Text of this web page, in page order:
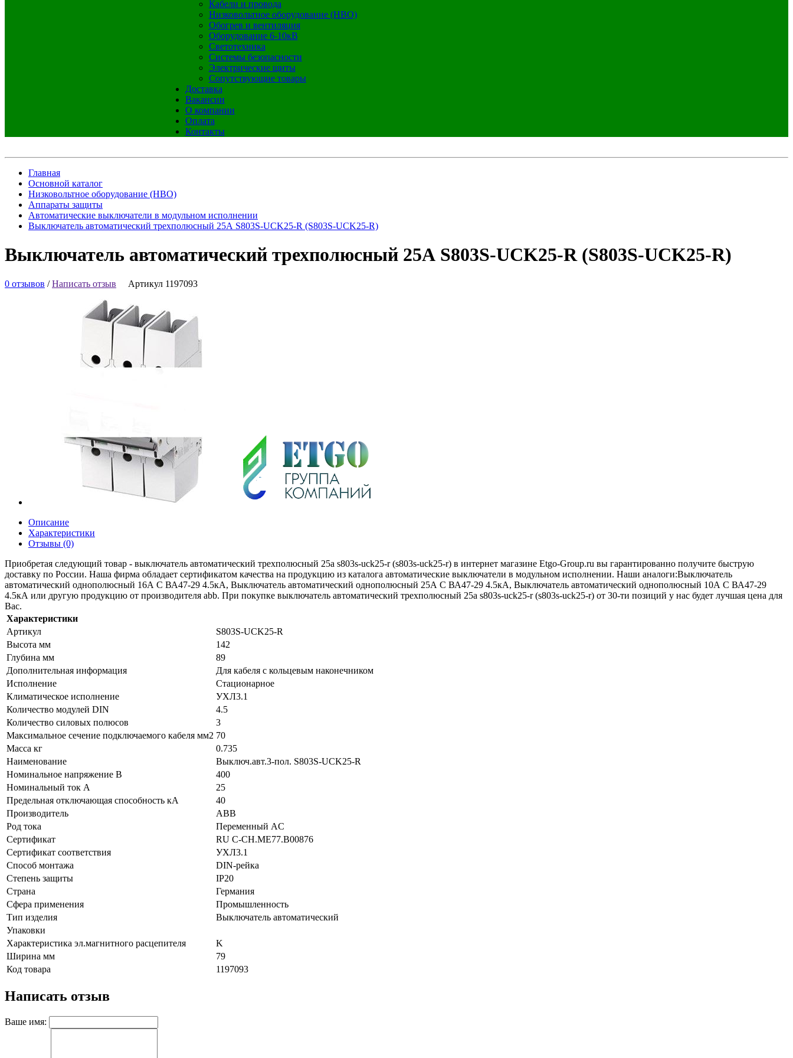
Кабели и провода
Низковольтное оборудование (НВО)
Обогрев и вентиляция
Оборудование 6-10кВ
Светотехника
Системы безопасности
Электрические щиты
Сопутствующие товары
Доставка
Вакансии
О компании
Оплата
Контакты
Главная
Основной каталог
Низковольтное оборудование (НВО)
Аппараты защиты
Автоматические выключатели в модульном исполнении
Выключатель автоматический трехполюсный 25А S803S-UCK25-R (S803S-UCK25-R)
Выключатель автоматический трехполюсный 25А S803S-UCK25-R (S803S-UCK25-R)
0 отзывов /Написать отзыв Артикул 1197093
Описание
Характеристики
Отзывы (0)
Приобретая следующий товар - выключатель автоматический трехполюсный 25а s803s-uck25-r (s803s-uck25-r) в интернет магазине Etgo-Group.ru вы гарантированно получите быструю
доставку по России. Наша фирма обладает сертификатом качества на продукцию из каталога автоматические выключатели в модульном исполнении. Наши аналоги:Выключатель
автоматический однополюсный 16А C ВА47-29 4.5кА, Выключатель автоматический однополюсный 25А C ВА47-29 4.5кА, Выключатель автоматический однополюсный 10А C ВА47-29
4.5кА или другую продукцию от производителя abb. При покупке выключатель автоматический трехполюсный 25а s803s-uck25-r (s803s-uck25-r) от 30-ти позиций у нас будет лучшая цена для
Вас.
Характеристики
Артикул
S803S-UCK25-R
Высота мм
142
Глубина мм
89
Дополнительная информация
Для кабеля с кольцевым наконечником
Исполнение
Стационарное
Климатическое исполнение
УХЛ3.1
Количество модулей DIN
4.5
Количество силовых полюсов
3
Максимальное сечение подключаемого кабеля мм2 70
Масса кг
0.735
Наименование
Выключ.авт.3-пол. S803S-UCK25-R
Номинальное напряжение В
400
Номинальный ток А
25
Предельная отключающая способность кA
40
Производитель
ABB
Род тока
Переменный AC
Сертификат
RU C-CH.ME77.B00876
Сертификат соответствия
УХЛ3.1
Способ монтажа
DIN-рейка
Степень защиты
IP20
Страна
Германия
Сфера применения
Промышленность
Тип изделия
Выключатель автоматический
Упаковки
Характеристика эл.магнитного расцепителя
K
Ширина мм
79
Код товара
1197093
Написать отзыв
Ваше имя: